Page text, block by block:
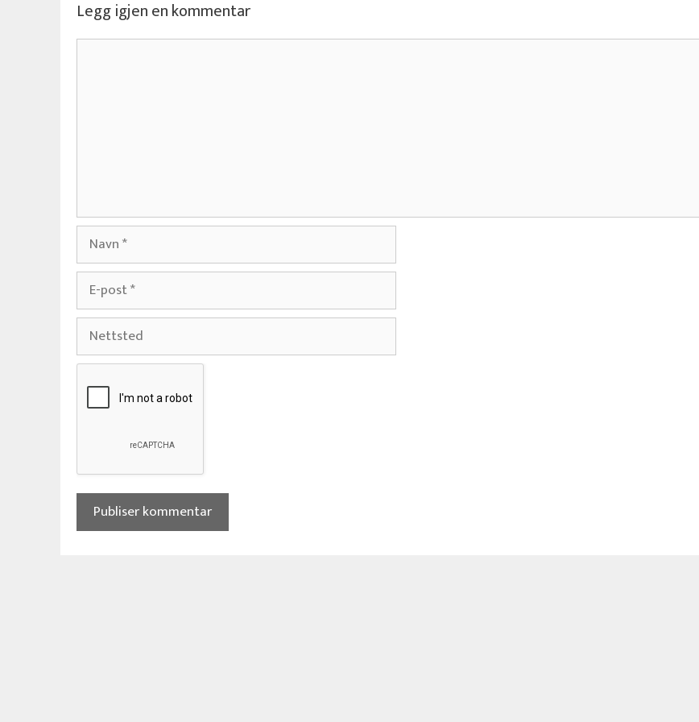
Legg igjen en kommentar
Kommentar
Navn
E-
post
Nettsted